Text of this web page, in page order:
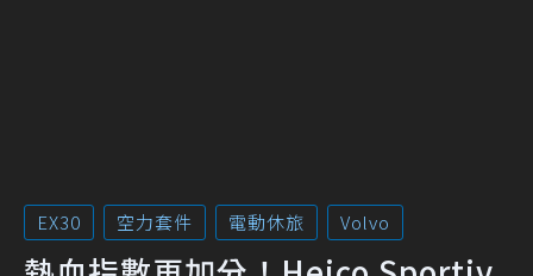
EX30 空力套件 電動休旅 Volvo